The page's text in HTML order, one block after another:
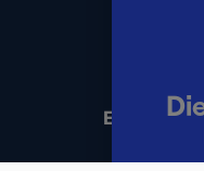
Erklärung